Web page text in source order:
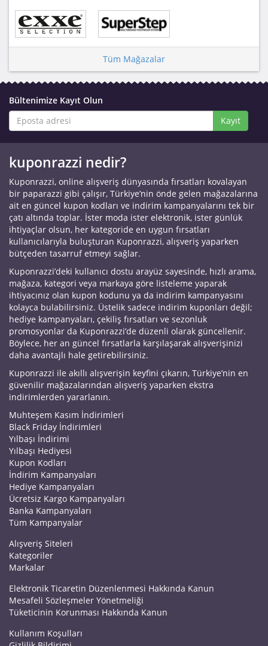
Tüm Mağazalar
Bültenimize Kayıt Olun
Kayıt
kuponrazzi nedir?
Kuponrazzi, online alışveriş dünyasında fırsatları kovalayan
bir paparazzi gibi çalışır, Türkiye’nin önde gelen mağazalarına
ait en güncel kupon kodları ve indirim kampanyalarını tek bir
çatı altında toplar. İster moda ister elektronik, ister günlük
ihtiyaçlar olsun, her kategoride en uygun fırsatları
kullanıcılarıyla buluşturan Kuponrazzi, alışveriş yaparken
bütçeden tasarruf etmeyi sağlar.
Kuponrazzi’deki kullanıcı dostu arayüz sayesinde, hızlı arama,
mağaza, kategori veya markaya göre listeleme yaparak
ihtiyacınız olan kupon kodunu ya da indirim kampanyasını
kolayca bulabilirsiniz. Üstelik sadece indirim kuponları değil;
hediye kampanyaları, çekiliş fırsatları ve sezonluk
promosyonlar da Kuponrazzi’de düzenli olarak güncellenir.
Böylece, her an güncel fırsatlarla karşılaşarak alışverişinizi
daha avantajlı hale getirebilirsiniz.
Kuponrazzi ile akıllı alışverişin keyfini çıkarın, Türkiye’nin en
güvenilir mağazalarından alışveriş yaparken ekstra
indirimlerden yararlanın.
Muhteşem Kasım İndirimleri
Black Friday İndirimleri
Yılbaşı İndirimi
Yılbaşı Hediyesi
Kupon Kodları
İndirim Kampanyaları
Hediye Kampanyaları
Ücretsiz Kargo Kampanyaları
Banka Kampanyaları
Tüm Kampanyalar
Alışveriş Siteleri
Kategoriler
Markalar
Elektronik Ticaretin Düzenlenmesi Hakkında Kanun
Mesafeli Sözleşmeler Yönetmeliği
Tüketicinin Korunması Hakkında Kanun
Kullanım Koşulları